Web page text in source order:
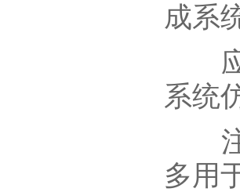
成系
应
系统
注
多用